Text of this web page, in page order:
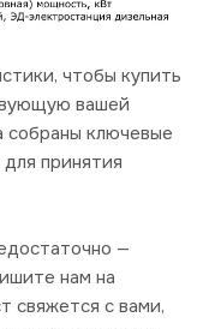
чтобы купить
вашей
собраны ключевые
принятия
—
нам на
свяжется с вами,